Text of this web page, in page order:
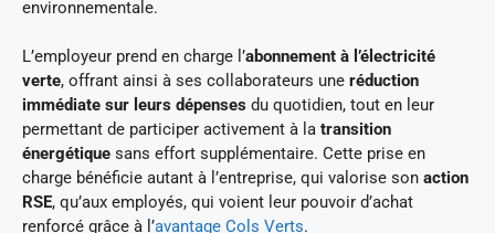
environnementale.
L’employeur prend en charge l’abonnement à l’électricité
verte, offrant ainsi à ses collaborateurs une réduction
immédiate sur leurs dépenses du quotidien, tout en leur
permettant de participer activement à la transition
énergétique sans effort supplémentaire. Cette prise en
charge bénéficie autant à l’entreprise, qui valorise son action
RSE, qu’aux employés, qui voient leur pouvoir d’achat
renforcé grâce à l’avantage Cols Verts.